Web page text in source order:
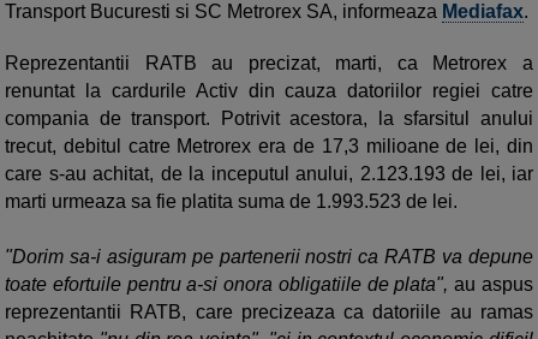
Transport Bucuresti si SC Metrorex SA, informeaza Mediafax.
Reprezentantii RATB au precizat, marti, ca Metrorex a
renuntat la cardurile Activ din cauza datoriilor regiei catre
compania de transport. Potrivit acestora, la sfarsitul anului
trecut, debitul catre Metrorex era de 17,3 milioane de lei, din
care s-au achitat, de la inceputul anului, 2.123.193 de lei, iar
marti urmeaza sa fie platita suma de 1.993.523 de lei.
"Dorim sa-i asiguram pe partenerii nostri ca RATB va depune
toate efortuile pentru a-si onora obligatiile de plata", au aspus
reprezentantii RATB, care precizeaza ca datoriile au ramas